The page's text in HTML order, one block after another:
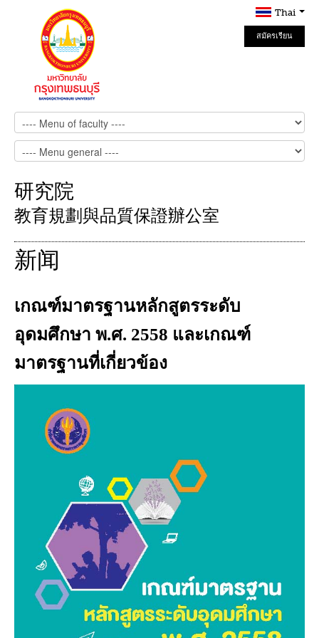
Thai
สมัครเรียน
Online
研究院
教育規劃與品質保證辦公室
新闻
เกณฑ์มาตรฐานหลักสูตรระดับ
อุดมศึกษา พ.ศ. 2558 และเกณฑ์
มาตรฐานที่เกี่ยวข้อง